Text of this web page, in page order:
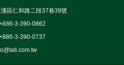
區仁和路二段37巷39號
3-390-0862
3-390-0737